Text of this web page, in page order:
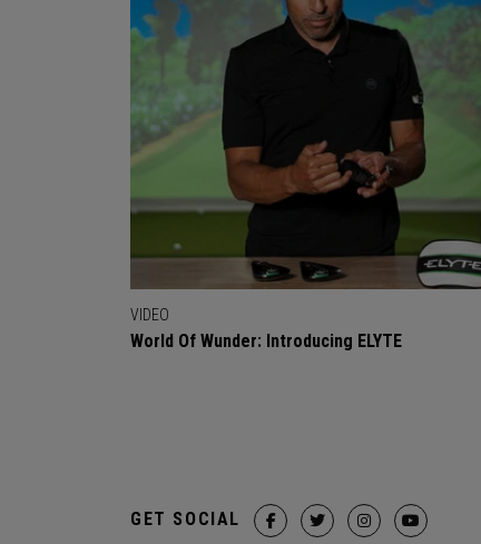
VIDEO
World Of Wunder: Introducing ELYTE
GET SOCIAL